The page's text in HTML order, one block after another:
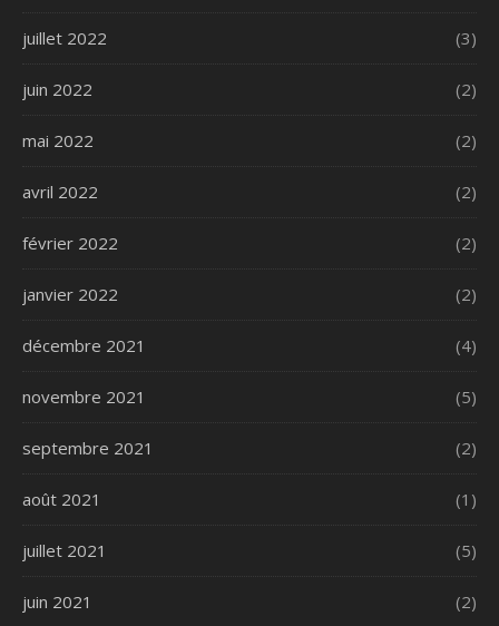
juillet 2022 (3)
juin 2022 (2)
mai 2022 (2)
avril 2022 (2)
février 2022 (2)
janvier 2022 (2)
décembre 2021 (4)
novembre 2021 (5)
septembre 2021 (2)
août 2021 (1)
juillet 2021 (5)
juin 2021 (2)